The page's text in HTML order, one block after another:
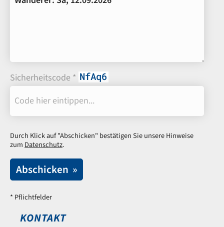
Sicherheitscode *
Durch Klick auf "Abschicken" bestätigen Sie unsere Hinweise
zum Datenschutz.
Abschicken »
* Pflichtfelder
KONTAKT